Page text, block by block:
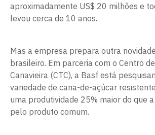
aproximadamente US$ 20 milhões e
levou cerca de 10 anos.
Mas a empresa prepara outra
brasileiro. Em parceria com o Centro
Canavieira (CTC), a Basf está
variedade de cana-de-açúcar
uma produtividade 25% maior do que
pelo produto comum.